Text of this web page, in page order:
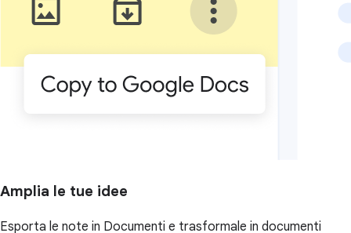
Amplia le tue idee
Esporta le note in Documenti e trasformale in documenti